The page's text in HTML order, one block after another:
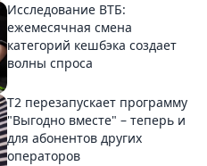
Исследование ВТБ:
ежемесячная смена
категорий кешбэка создает
волны спроса
Т2 перезапускает программу
"Выгодно вместе" – теперь и
для абонентов других
операторов